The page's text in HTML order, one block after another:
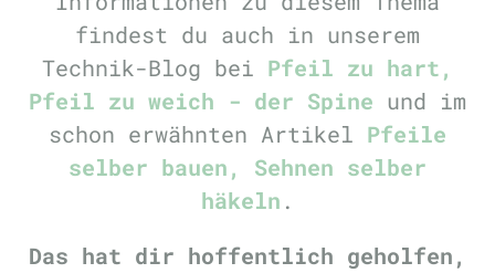
findest du auch in unserem
Technik-Blog bei Pfeil zu hart,
Pfeil zu weich - der Spine und im
schon erwähnten Artikel Pfeile
selber bauen, Sehnen selber
häkeln .
Das hat dir hoffentlich geholfen,